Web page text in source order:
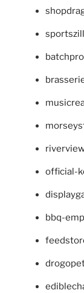
official-
bbq-